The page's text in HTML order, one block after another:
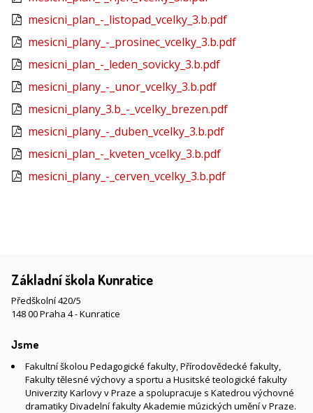
mesicni_plan_-_listopad_vcelky_3.b.pdf
mesicni_plany_-_prosinec_vcelky_3.b.pdf
mesicni_plan_-_leden_sovicky_3.b.pdf
mesicni_plany_-_unor_vcelky_3.b.pdf
mesicni_plany_3.b_-_vcelky_brezen.pdf
mesicni_plany_-_duben_vcelky_3.b.pdf
mesicni_plan_-_kveten_vcelky_3.b.pdf
mesicni_plany_-_cerven_vcelky_3.b.pdf
Základní škola Kunratice
Předškolní 420/5
148 00 Praha 4 - Kunratice
Jsme
Fakultní školou Pedagogické fakulty, Přírodovědecké fakulty,
Fakulty tělesné výchovy a sportu a Husitské teologické fakulty
Univerzity Karlovy v Praze a spolupracuje s Katedrou výchovné
dramatiky Divadelní fakulty Akademie múzických umění v Praze.